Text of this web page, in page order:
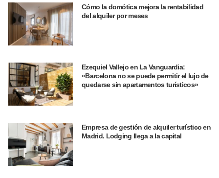
Cómo la domótica mejora la rentabilidad
del alquiler por meses
Ezequiel Vallejo en La Vanguardia:
«Barcelona no se puede permitir el lujo de
quedarse sin apartamentos turísticos»
Empresa de gestión de alquiler turístico en
Madrid. Lodging llega a la capital